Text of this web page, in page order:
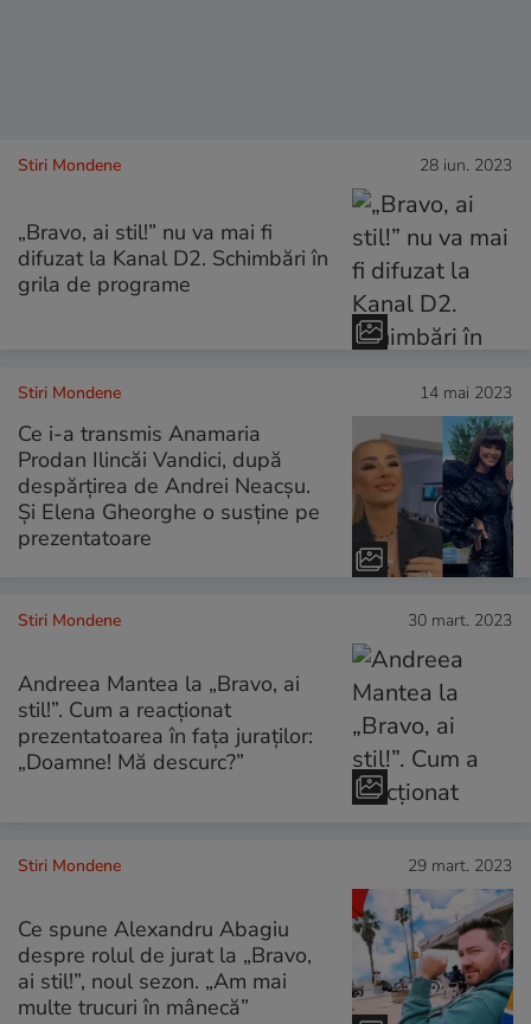
Stiri Mondene 28 iun. 2023
„Bravo, ai stil!” nu va mai fi
difuzat la Kanal D2. Schimbări în
grila de programe
Stiri Mondene 14 mai 2023
Ce i-a transmis Anamaria
Prodan Ilincăi Vandici, după
despărțirea de Andrei Neacșu.
Și Elena Gheorghe o susține pe
prezentatoare
Stiri Mondene 30 mart. 2023
Andreea Mantea la „Bravo, ai
stil!”. Cum a reacționat
prezentatoarea în fața juraților:
„Doamne! Mă descurc?”
Stiri Mondene 29 mart. 2023
Ce spune Alexandru Abagiu
despre rolul de jurat la „Bravo,
ai stil!”, noul sezon. „Am mai
multe trucuri în mânecă”